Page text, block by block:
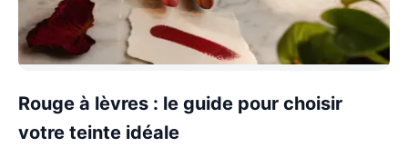
Rouge à lèvres : le guide pour choisir
votre teinte idéale